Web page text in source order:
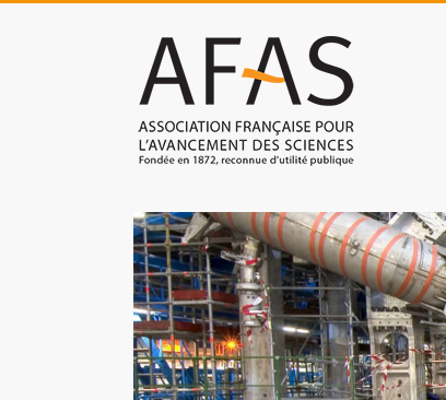
Association
française
pour
des
sciences
(AFAS)
Promouvoir
les